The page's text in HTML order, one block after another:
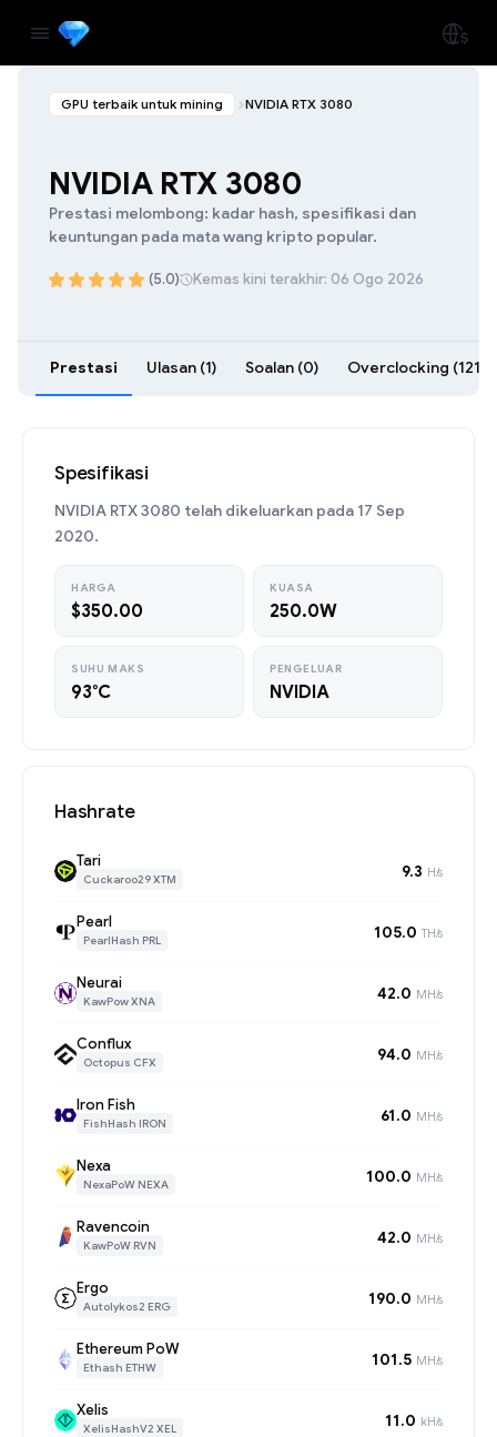
GPU terbaik untuk mining NVIDIA RTX 3080
NVIDIA RTX 3080
Prestasi melombong: kadar hash, spesifikasi dan
keuntungan pada mata wang kripto popular.
(5.0) Kemas kini terakhir: 06 Ogo 2026
Prestasi Ulasan (1) Soalan (0) Overclocking (121)
Spesifikasi
NVIDIA RTX 3080 telah dikeluarkan pada 17 Sep
2020.
HARGA
$350.00
KUASA
250.0W
SUHU MAKS
93°C
PENGELUAR
NVIDIA
Hashrate
Tari
Cuckaroo29 XTM 9.3 H/s
Pearl
PearlHash PRL 105.0 TH/s
Neurai
KawPow XNA 42.0 MH/s
Conflux
Octopus CFX 94.0 MH/s
Iron Fish
FishHash IRON 61.0 MH/s
Nexa
NexaPoW NEXA 100.0 MH/s
Ravencoin
KawPoW RVN 42.0 MH/s
Ergo
Autolykos2 ERG 190.0 MH/s
Ethereum PoW
Ethash ETHW 101.5 MH/s
Xelis
XelisHashV2 XEL 11.0 kH/s